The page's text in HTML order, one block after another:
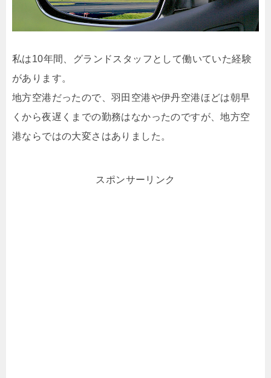
私は10年間、グランドスタッフとして働いていた経験
があります。
地方空港だったので、羽田空港や伊丹空港ほどは朝早
くから夜遅くまでの勤務はなかったのですが、地方空
港ならではの大変さはありました。
スポンサーリンク